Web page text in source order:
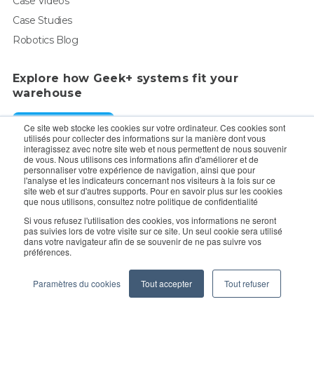
Ce site web stocke les cookies sur votre ordinateur. Ces cookies sont
utilisés pour collecter des informations sur la manière dont vous
interagissez avec notre site web et nous permettent de nous souvenir
de vous. Nous utilisons ces informations afin d'améliorer et de
personnaliser votre expérience de navigation, ainsi que pour
l'analyse et les indicateurs concernant nos visiteurs à la fois sur ce
site web et sur d'autres supports. Pour en savoir plus sur les cookies
que nous utilisons, consultez notre politique de confidentialité
Si vous refusez l'utilisation des cookies, vos informations ne seront
pas suivies lors de votre visite sur ce site. Un seul cookie sera utilisé
dans votre navigateur afin de se souvenir de ne pas suivre vos
préférences.
Paramètres du cookies Tout accepter Tout refuser
Case Studies
Robotics Blog
Explore how Geek+ systems fit your
warehouse
Request a Demo
For enquiry, contact sales:sales@geekplus.com. for
promotions, contact PR:pr@geekplus.com
Copyright © 2026 Geekplus Technology Co., Ltd. All rights
reserved.